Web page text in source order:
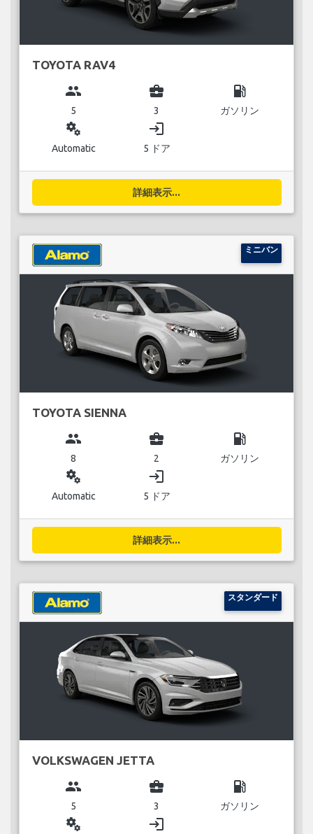
TOYOTA RAV4
group
5
business_center
3
local_gas_station
ガソリン
miscellaneous_services
Automatic
login
5 ドア
詳細表示...
ミニバン
TOYOTA SIENNA
group
8
business_center
2
local_gas_station
ガソリン
miscellaneous_services
Automatic
login
5 ドア
詳細表示...
スタンダード
VOLKSWAGEN JETTA
group
5
business_center
3
local_gas_station
ガソリン
miscellaneous_services login